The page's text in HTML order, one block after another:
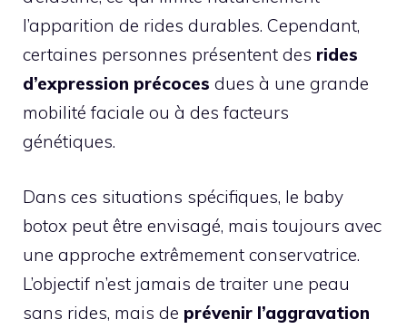
l’apparition de rides durables. Cependant,
certaines personnes présentent des rides
d’expression précoces dues à une grande
mobilité faciale ou à des facteurs
génétiques.
Dans ces situations spécifiques, le baby
botox peut être envisagé, mais toujours avec
une approche extrêmement conservatrice.
L’objectif n’est jamais de traiter une peau
sans rides, mais de prévenir l’aggravation